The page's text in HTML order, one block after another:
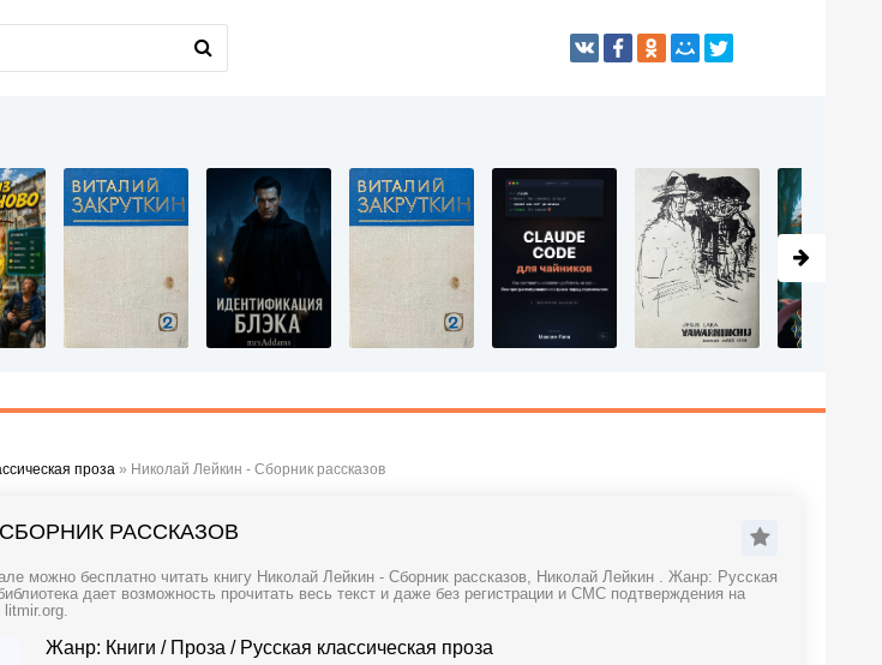
проза » Николай Лейкин - Сборник рассказов
РАССКАЗОВ
можно бесплатно читать книгу Николай Лейкин - Сборник рассказов, Николай Лейкин . Жанр: Русская
дает возможность прочитать весь текст и даже без регистрации и СМС подтверждения на
Жанр: Книги / Проза / Русская классическая проза